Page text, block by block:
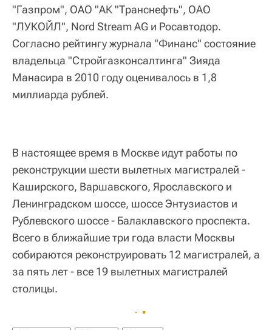
"Газпром", ОАО "АК "Транснефть", ОАО
"ЛУКОЙЛ", Nord Stream AG и Росавтодор.
Согласно рейтингу журнала "Финанс" состояние
владельца "Стройгазконсалтинга" Зияда
Манасира в 2010 году оценивалось в 1,8
миллиарда рублей.
В настоящее время в Москве идут работы по
реконструкции шести вылетных магистралей -
Каширского, Варшавского, Ярославского и
Ленинградском шоссе, шоссе Энтузиастов и
Рублевского шоссе - Балаклавского проспекта.
Всего в ближайшие три года власти Москвы
собираются реконструировать 12 магистралей, а
за пять лет - все 19 вылетных магистралей
столицы.